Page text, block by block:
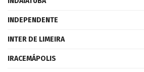
INDEPENDENTE
INTER DE LIMEIRA
IRACEMÁPOLIS